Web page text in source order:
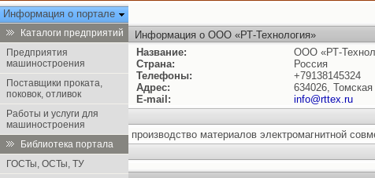
Информация о портале
Каталоги предприятий
Предприятия
машиностроения
Поставщики проката,
поковок, отливок
Работы и услуги для
машиностроения
Библиотека портала
ГОСТы, ОСТы, ТУ
Информация о ООО «РТ-Технология»
Название:
ООО «РТ-
Страна:
Россия
Телефоны:
+79138145324
Адрес:
634026, Томская
E-mail:
info@rttex.ru
производство материалов электромагнитной